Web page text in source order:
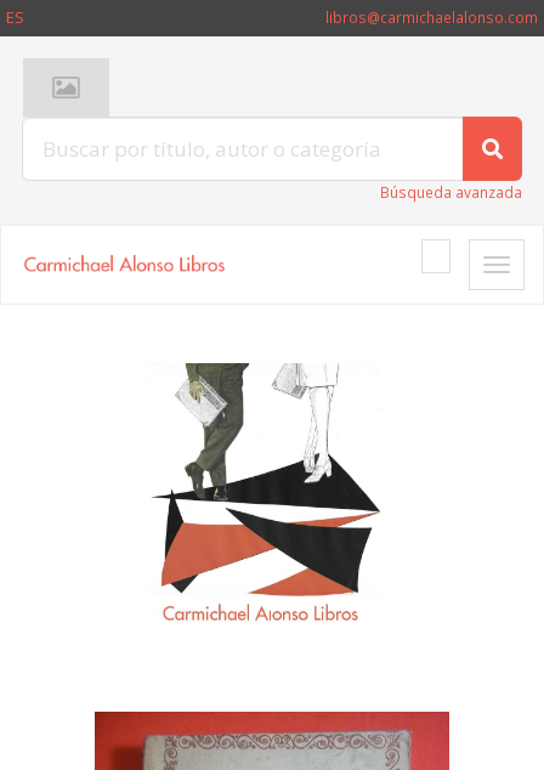
ES libros@carmichaelalonso.com
Búsqueda avanzada
Toggle